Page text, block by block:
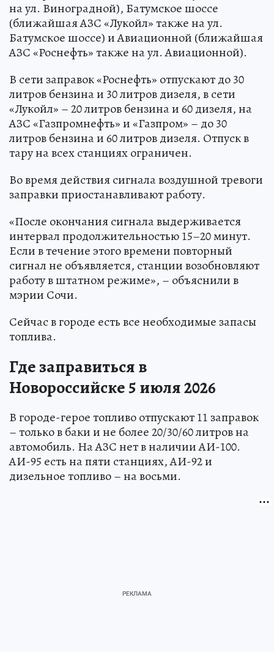
на ул. Виноградной), Батумское шоссе
(ближайшая АЗС «Лукойл» также на ул.
Батумское шоссе) и Авиационной (ближайшая
АЗС «Роснефть» также на ул. Авиационной).
В сети заправок «Роснефть» отпускают до 30
литров бензина и 30 литров дизеля, в сети
«Лукойл» – 20 литров бензина и 60 дизеля, на
АЗС «Газпромнефть» и «Газпром» – до 30
литров бензина и 60 литров дизеля. Отпуск в
тару на всех станциях ограничен.
Во время действия сигнала воздушной тревоги
заправки приостанавливают работу.
«После окончания сигнала выдерживается
интервал продолжительностью 15–20 минут.
Если в течение этого времени повторный
сигнал не объявляется, станции возобновляют
работу в штатном режиме», – объяснили в
мэрии Сочи.
Сейчас в городе есть все необходимые запасы
топлива.
Где заправиться в
Новороссийске 5 июля 2026
В городе-герое топливо отпускают 11 заправок
– только в баки и не более 20/30/60 литров на
автомобиль. На АЗС нет в наличии АИ-100.
АИ-95 есть на пяти станциях, АИ-92 и
дизельное топливо – на восьми.